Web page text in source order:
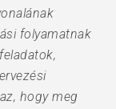
folyamatnak
hogy meg